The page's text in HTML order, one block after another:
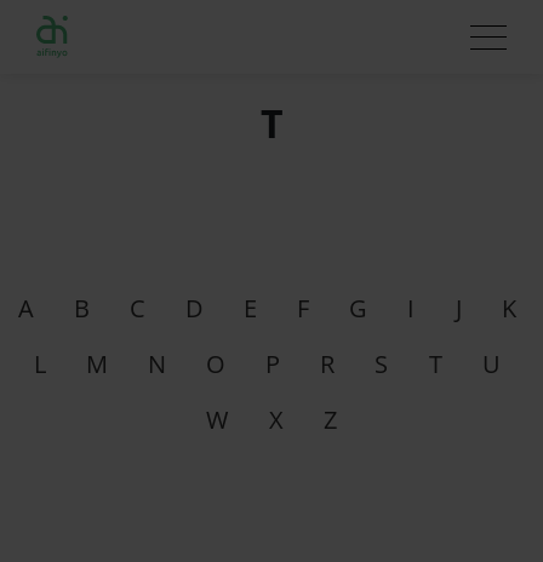
T
A B C D E F G I J
K
L
M N O P R S T
U
W
X Z